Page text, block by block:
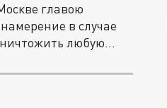
главою
в случае
любую...